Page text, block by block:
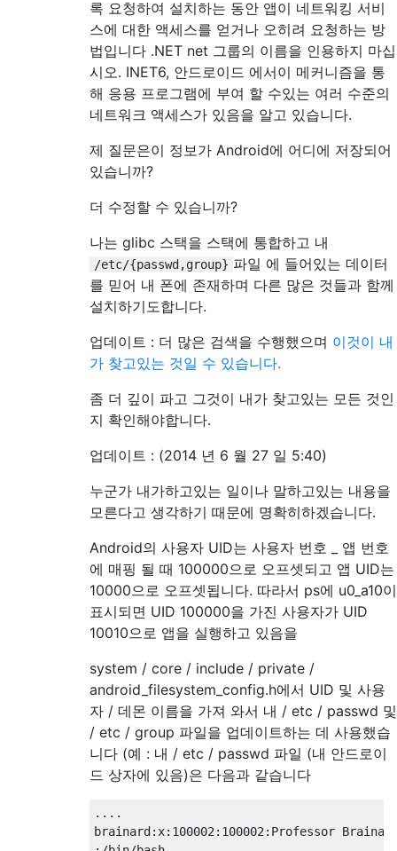
록 요청하여 설치하는 동안 앱이 네트워킹 서비
스에 대한 액세스를 얻거나 오히려 요청하는 방
법입니다 .NET net 그룹의 이름을 인용하지 마십
시오. INET6, 안드로이드 에서이 메커니즘을 통
해 응용 프로그램에 부여 할 수있는 여러 수준의
네트워크 액세스가 있음을 알고 있습니다.
제 질문은이 정보가 Android에 어디에 저장되어
있습니까?
더 수정할 수 있습니까?
나는 glibc 스택을 스택에 통합하고 내
/etc/{passwd,group} 파일 에 들어있는 데이터
를 믿어 내 폰에 존재하며 다른 많은 것들과 함께
설치하기도합니다.
업데이트 : 더 많은 검색을 수행했으며 이것이 내
가 찾고있는 것일 수 있습니다.
좀 더 깊이 파고 그것이 내가 찾고있는 모든 것인
지 확인해야합니다.
업데이트 : (2014 년 6 월 27 일 5:40)
누군가 내가하고있는 일이나 말하고있는 내용을
모른다고 생각하기 때문에 명확히하겠습니다.
Android의 사용자 UID는 사용자 번호 _ 앱 번호
에 매핑 될 때 100000으로 오프셋되고 앱 UID는
10000으로 오프셋됩니다. 따라서 ps에 u0_a10이
표시되면 UID 100000을 가진 사용자가 UID
10010으로 앱을 실행하고 있음을
system / core / include / private /
android_filesystem_config.h에서 UID 및 사용
자 / 데몬 이름을 가져 와서 내 / etc / passwd 및
/ etc / group 파일을 업데이트하는 데 사용했습
니다 (예 : 내 / etc / passwd 파일 (내 안드로이
드 상자에 있음)은 다음과 같습니다
....
brainard:x:100002:100002:Professor